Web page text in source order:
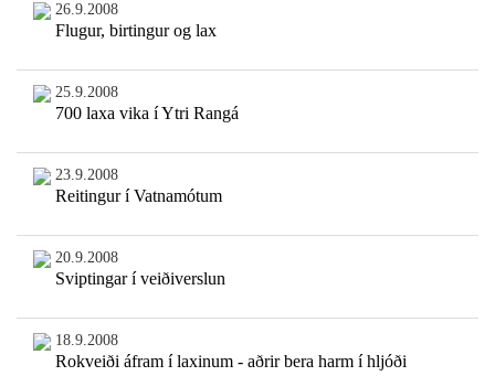
26.9.2008
Flugur, birtingur og lax
25.9.2008
700 laxa vika í Ytri Rangá
23.9.2008
Reitingur í Vatnamótum
20.9.2008
Sviptingar í veiðiverslun
18.9.2008
Rokveiði áfram í laxinum - aðrir bera harm í hljóði